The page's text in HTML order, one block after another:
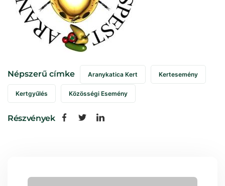
Népszerű címke Aranykatica Kert Kertesemény
Kertgyűlés Közösségi Esemény
Részvények